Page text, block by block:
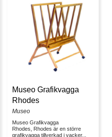
Museo Grafikvagga
Rhodes
Museo
Museo Grafikvagga
Rhodes, Rhodes är en större
grafikvagga tillverkad i vacker...